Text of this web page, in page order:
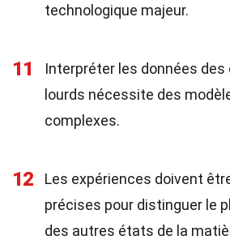
technologique majeur.
11
Interpréter les données
lourds nécessite des
complexes.
12
Les expériences doivent
précises pour distinguer le
des autres états de la